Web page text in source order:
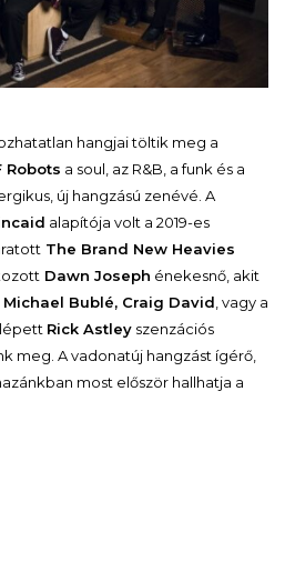
hangjai töltik meg a
Robots a soul, az R&B, a funk és a
új hangzású zenévé. A
alapítója volt a 2019-es
The Brand New Heavies
Dawn Joseph énekesnő, akit
Bublé, Craig David, vagy a
Rick Astley szenzációs
meg. A vadonatúj hangzást ígérő,
most először hallhatja a